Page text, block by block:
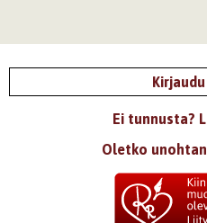
Ei tunnusta?
Oletko